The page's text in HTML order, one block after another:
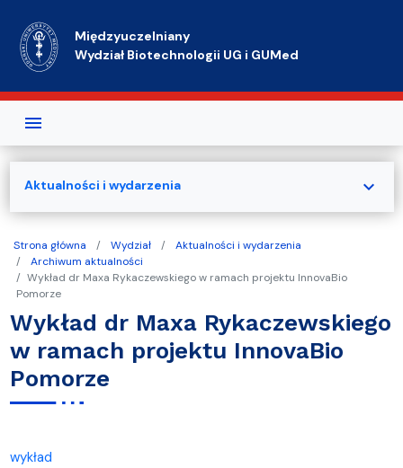
Międzyuczelniany
Wydział Biotechnologii UG i GUMed
Strona główna Wydział
Aktualności i wydarzenia
Archiwum aktualności
Wykład dr Maxa Rykaczewskiego w ramach projektu InnovaBio
Pomorze
Wykład dr Maxa Rykaczewskiego
w ramach projektu InnovaBio
Pomorze
wykład
Aktualności i wydarzenia expand_more